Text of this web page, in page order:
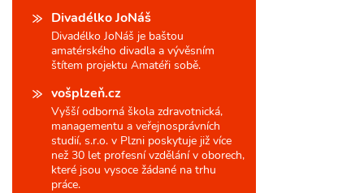
Divadélko JoNáš
Divadélko JoNáš je baštou
amatérského divadla a vývěsním
štítem projektu Amatéři sobě.
vošplzeň.cz
Vyšší odborná škola zdravotnická,
managementu a veřejnosprávních
studií, s.r.o. v Plzni poskytuje již více
než 30 let profesní vzdělání v oborech,
které jsou vysoce žádané na trhu
práce.